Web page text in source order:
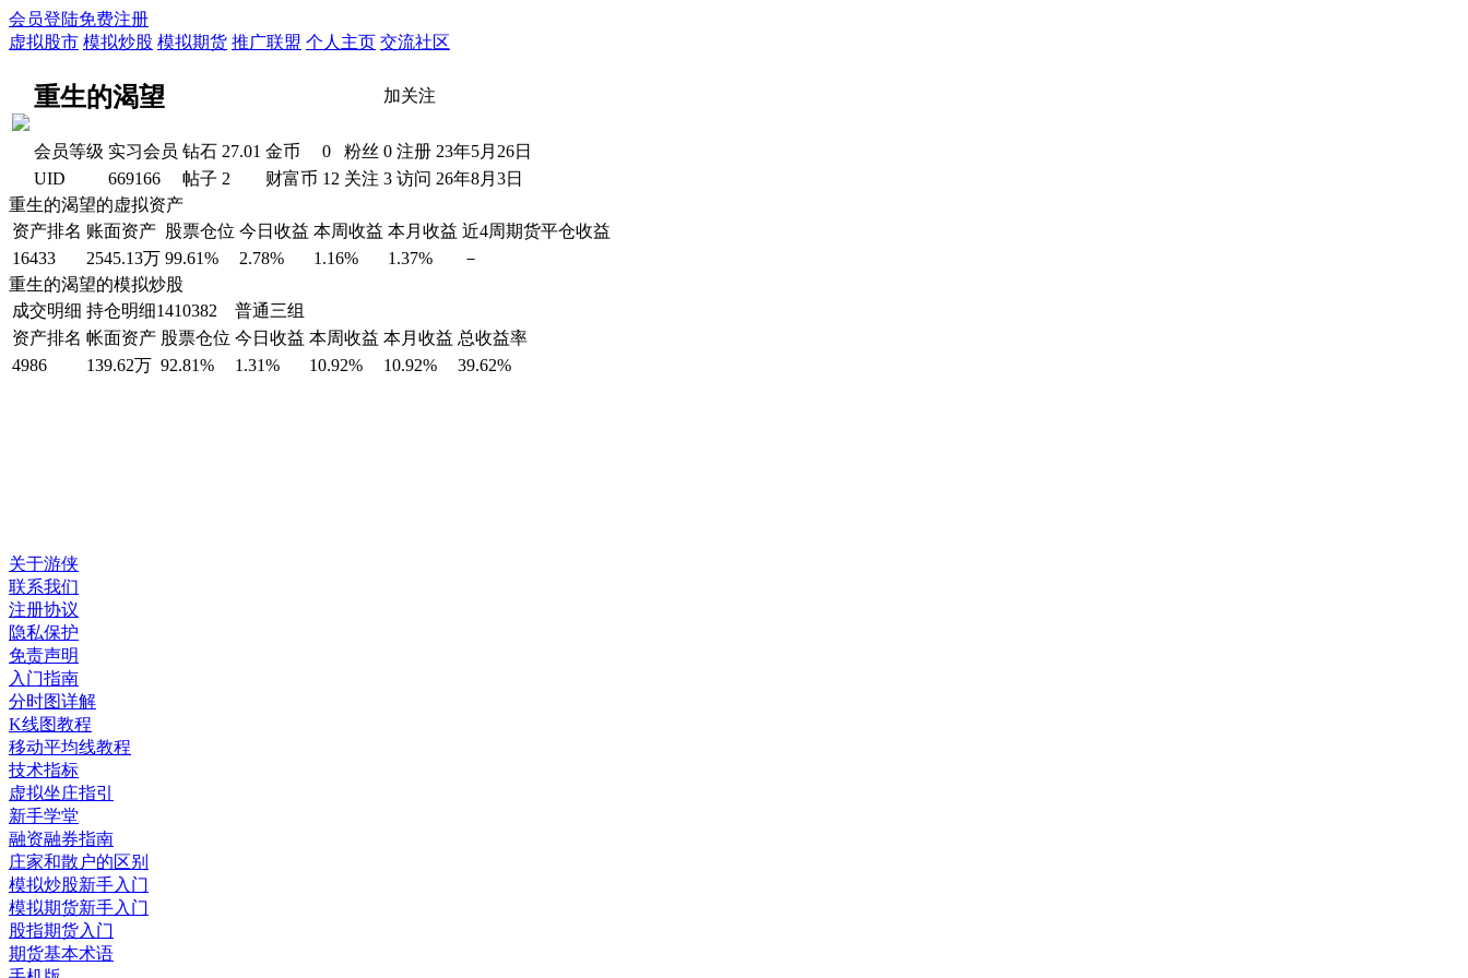
会员登陆免费注册
虚拟股市 模拟炒股 模拟期货 推广联盟 个人主页 交流社区
重生的渴望 加关注
会员等级 实习会员 钻石 27.01 金币 0 粉丝 0 注册 23年5月26日
UID
669166 帖子 2 财富币 12 关注 3 访问 26年8月3日
重生的渴望的虚拟资产
资产排名 账面资产 股票仓位 今日收益 本周收益 本月收益 近4周期货平仓收益
16433
2545.13万 99.61% 2.78% 1.16% 1.37%
－
重生的渴望的模拟炒股
成交明细 持仓明细1410382 普通三组
资产排名 帐面资产 股票仓位 今日收益 本周收益 本月收益 总收益率
4986
139.62万 92.81% 1.31% 10.92% 10.92% 39.62%
关于游侠
联系我们
注册协议
隐私保护
免责声明
入门指南
分时图详解
K线图教程
移动平均线教程
技术指标
虚拟坐庄指引
新手学堂
融资融券指南
庄家和散户的区别
模拟炒股新手入门
模拟期货新手入门
股指期货入门
期货基本术语